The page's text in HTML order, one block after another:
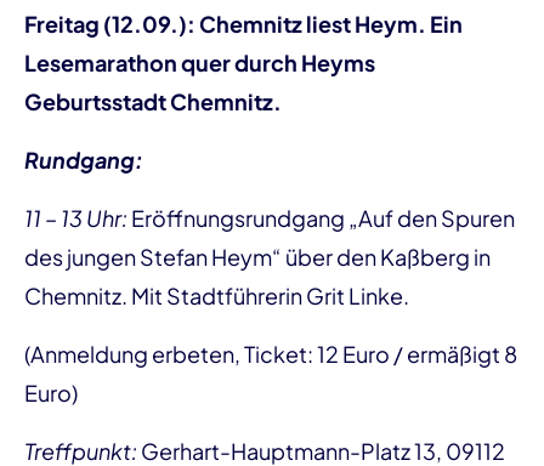
Freitag (12.09.): Chemnitz liest Heym. Ein
Lesemarathon quer durch Heyms
Geburtsstadt Chemnitz.
Rundgang:
11 – 13 Uhr: Eröffnungsrundgang „Auf den Spuren
des jungen Stefan Heym“ über den Kaßberg in
Chemnitz. Mit Stadtführerin Grit Linke.
(Anmeldung erbeten, Ticket: 12 Euro / ermäßigt 8
Euro)
Treffpunkt: Gerhart-Hauptmann-Platz 13, 09112